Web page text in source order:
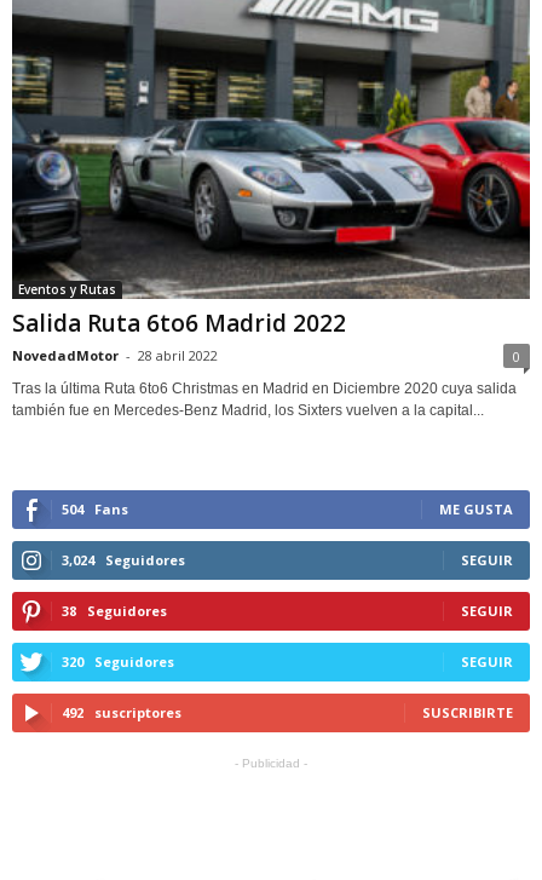
Eventos y Rutas
Salida Ruta 6to6 Madrid 2022
NovedadMotor - 28 abril 2022 0
Tras la última Ruta 6to6 Christmas en Madrid en Diciembre 2020 cuya salida
también fue en Mercedes-Benz Madrid, los Sixters vuelven a la capital...
504 Fans ME GUSTA
3,024 Seguidores SEGUIR
38 Seguidores SEGUIR
320 Seguidores SEGUIR
492 suscriptores SUSCRIBIRTE
- Publicidad -